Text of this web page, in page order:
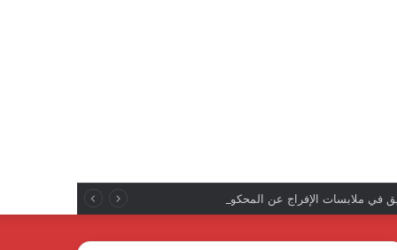
في ملابسات الإفراج عن المحكومين